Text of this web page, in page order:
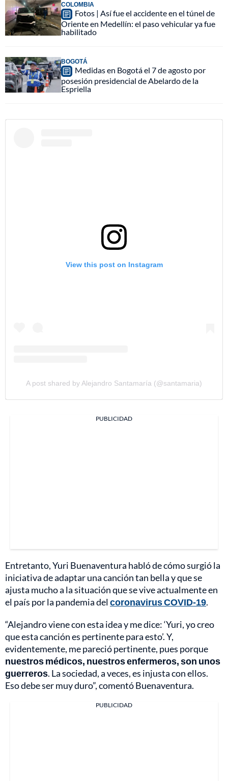
COLOMBIA
Fotos | Así fue el accidente en el túnel de
Oriente en Medellín: el paso vehicular ya fue
habilitado
BOGOTÁ
Medidas en Bogotá el 7 de agosto por
posesión presidencial de Abelardo de la
Espriella
View this post on Instagram
A post shared by Alejandro Santamaría (@santamaria)
PUBLICIDAD
Entretanto, Yuri Buenaventura habló de cómo surgió la
iniciativa de adaptar una canción tan bella y que se
ajusta mucho a la situación que se vive actualmente en
el país por la pandemia delcoronavirus COVID-19.
“Alejandro viene con esta idea y me dice: ‘Yuri, yo creo
que esta canción es pertinente para esto’. Y,
evidentemente, me pareció pertinente, pues porque
nuestros médicos, nuestros enfermeros, son unos
guerreros. La sociedad, a veces, es injusta con ellos.
Eso debe ser muy duro”, comentó Buenaventura.
PUBLICIDAD